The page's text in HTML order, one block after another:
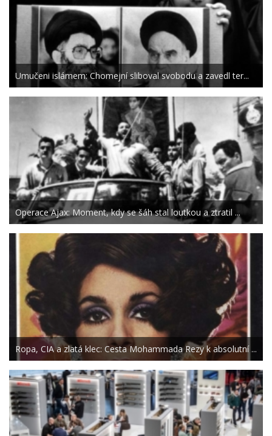
Umučeni islámem: Chomejní sliboval svobodu a zavedl ter...
Operace Ajax: Moment, kdy se šáh stal loutkou a ztratil ...
Ropa, CIA a zlatá klec: Cesta Mohammada Rezy k absolutní ...